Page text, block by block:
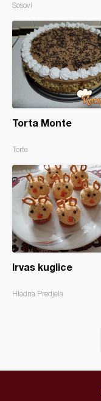
Sosovi
Torta Monte
Torte
Irvas kuglice
Hladna Predjela